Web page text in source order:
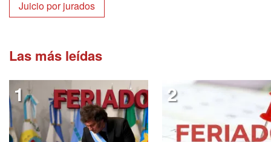
Juicio por jurados
Las más leídas